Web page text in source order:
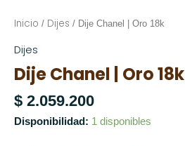
Inicio / Dijes / Dije Chanel | Oro 18k
Dijes
Dije Chanel | Oro 18k
$ 2.059.200
Disponibilidad: 1 disponibles
Dije
|
Oro
cantidad